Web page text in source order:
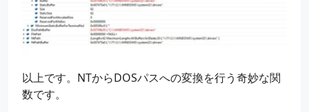
std::wcout
以上です。NTからDOSパスへの変換を行う奇妙な関
数です。